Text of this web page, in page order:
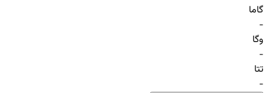
گاما
-
وگا
-
تتا
-